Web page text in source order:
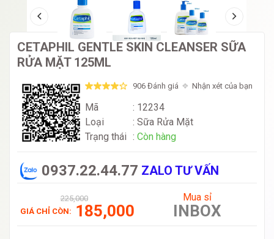
CETAPHIL GENTLE SKIN CLEANSER SỮA
RỬA MẶT 125ML
906 Đánh giá Nhận xét của bạn
Mã
: 12234
Loại
: Sữa Rửa Mặt
Trạng thái : Còn hàng
0937.22.44.77 ZALO TƯ VẤN
225,000
GIÁ CHỈ CÒN: 185,000
Mua sỉ
INBOX